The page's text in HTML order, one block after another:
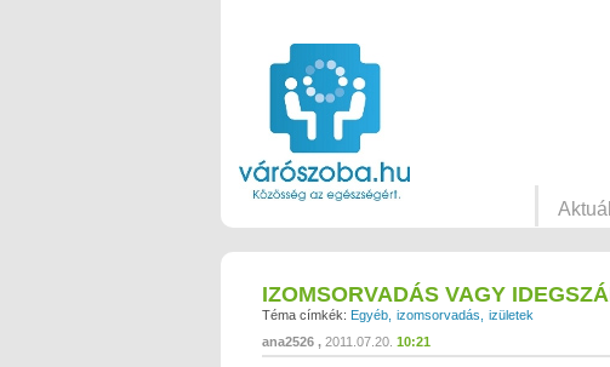
IZOMSORVADÁS VAGY
Téma címkék: Egyéb izomsorvadás
izületek
ana2526
2011.07.20. 10:21